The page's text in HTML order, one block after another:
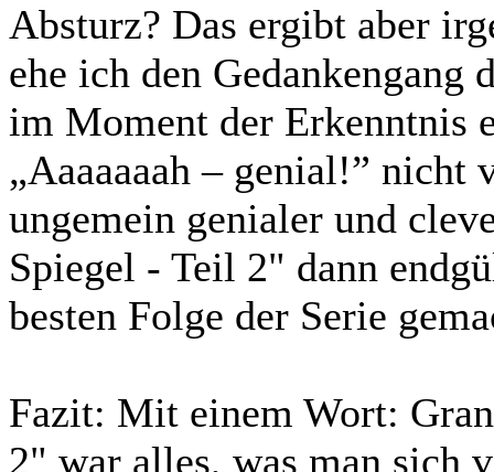
Absturz? Das ergibt aber
ehe ich den Gedankengang
im Moment der Erkenntnis
„Aaaaaaah – genial!”
ungemein genialer und
Spiegel - Teil 2" dann
besten Folge der Serie
Fazit: Mit einem Wort:
2" war alles, was man sich